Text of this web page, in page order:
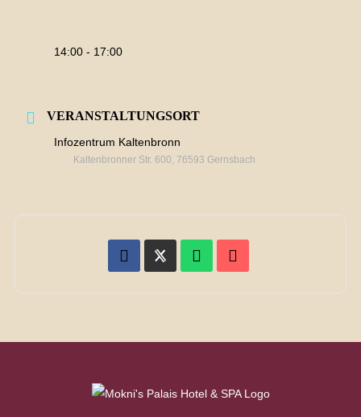
14:00 - 17:00
VERANSTALTUNGSORT
Infozentrum Kaltenbronn
Kaltenbronner Str. 600, 76593 Gernsbach